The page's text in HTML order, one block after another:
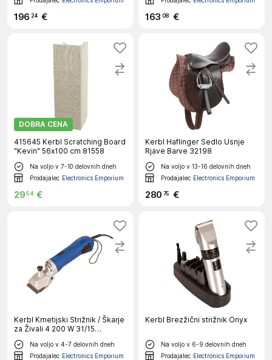
196 24 € 163 08 €
DOBRA CENA
415645 Kerbl Scratching Board
"Kevin" 56x100 cm 81558
Na voljo v 7-10 delovnih dneh
Prodajalec Electronics Emporium
2954 €
Kerbl Haflinger Sedlo Usnje
Rjave Barve 32198
Na voljo v 13-16 delovnih dneh
Prodajalec Electronics Emporium
280 75 €
Kerbl Kmetijski Strižnik / Škarje
za Živali 4 200 W 31/15
Zobnikov 18192
Na voljo v 4-7 delovnih dneh
Prodajalec Electronics Emporium
Kerbl Brezžični strižnik Onyx
Na voljo v 6-9 delovnih dneh
Prodajalec Electronics Emporium